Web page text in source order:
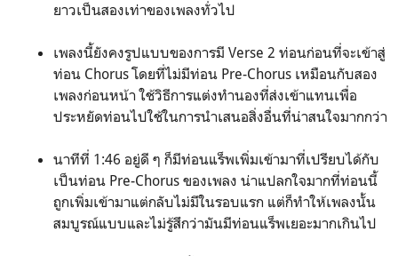
ยาวเป็นสองเท่าของเพลงทั่วไป
เพลงนี้ยังคงรูปแบบของการมี Verse 2 ท่อนก่อนที่จะเข้าสู่
ท่อน Chorus โดยที่ไม่มีท่อน Pre-Chorus เหมือนกับสอง
เพลงก่อนหน้า ใช้วิธีการแต่งทำนองที่ส่งเข้าแทนเพื่อ
ประหยัดท่อนไปใช้ในการนำเสนอสิ่งอื่นที่น่าสนใจมากกว่า
นาทีที่ 1:46 อยู่ดี ๆ ก็มีท่อนแร็พเพิ่มเข้ามาที่เปรียบได้กับ
เป็นท่อน Pre-Chorus ของเพลง น่าแปลกใจมากที่ท่อนนี้
ถูกเพิ่มเข้ามาแต่กลับไม่มีในรอบแรก แต่ก็ทำให้เพลงนั้น
สมบูรณ์แบบและไม่รู้สึกว่ามันมีท่อนแร็พเยอะมากเกินไป